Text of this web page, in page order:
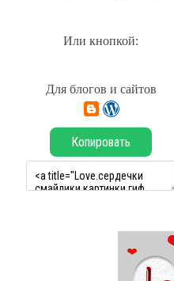
Или кнопкой:
Для блогов и сайтов
Копировать